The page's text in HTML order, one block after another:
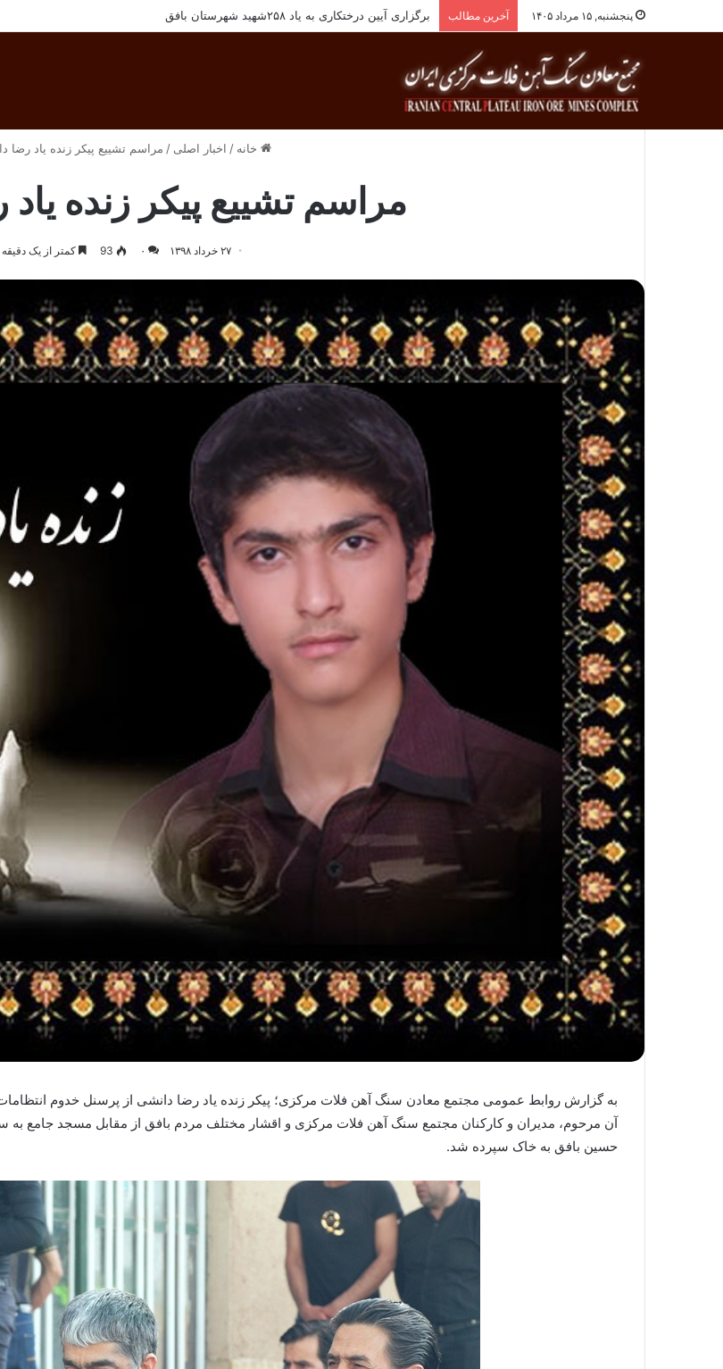
پنجشنبه, ۱۵ مرداد ۱۴۰۵ آخرین مطالب انجام معاینات ادواری پرسنل مجتمع معادن سنگ آهن فلات مرکزی ایران
خانه / اخبار اصلی / مراسم تشییع پیکر زنده‌ یاد رضا
مراسم تشییع پیکر زنده‌
۲۷ خرداد ۱۳۹۸ ۰ 93 کمتر از یک دقیقه
به گزارش روابط عمومی مجتمع معادن سنگ آهن فلات مرکزی؛ پیکر زنده یاد رضا دانشی از پرسنل خدوم
آن مرحوم، مدیران و کارکنان مجتمع سنگ آهن فلات مرکزی و اقشار مختلف مردم بافق از مقابل مسجد جامع به
حسین بافق به خاک سپرده شد.